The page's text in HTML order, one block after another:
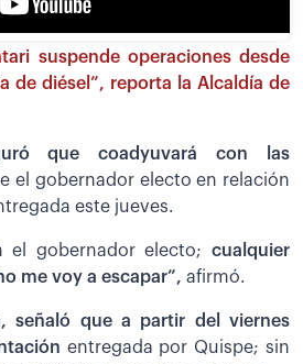
suspende operaciones desde
de diésel”, reporta la Alcaldía de
que coadyuvará con las
el gobernador electo en relación
este jueves.
el gobernador electo; cualquier
me voy a escapar”, afirmó.
señaló que a partir del viernes
entregada por Quispe; sin